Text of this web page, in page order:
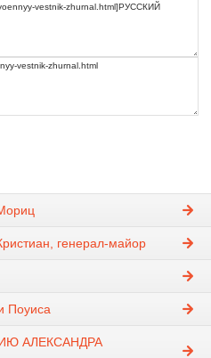
генерал-майор
Поуиса
АЛЕКСАНДРА